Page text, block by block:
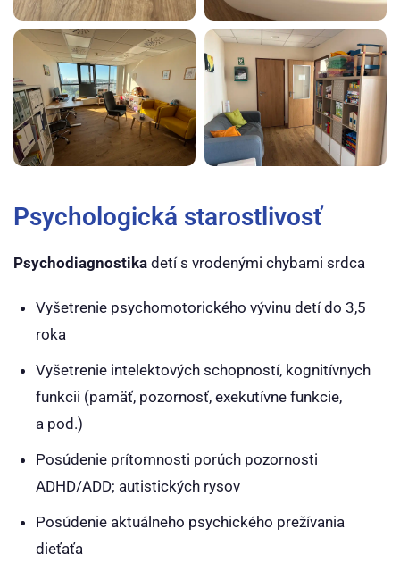
Psychologická starostlivosť
Psychodiagnostika detí s vrodenými chybami srdca
Vyšetrenie psychomotorického vývinu detí do 3,5
roka
Vyšetrenie intelektových schopností, kognitívnych
funkcii (pamäť, pozornosť, exekutívne funkcie,
a pod.)
Posúdenie prítomnosti porúch pozornosti
ADHD/ADD; autistických rysov
Posúdenie aktuálneho psychického prežívania
dieťaťa